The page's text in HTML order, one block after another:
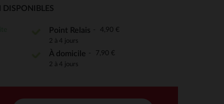
de confidentialité, en garantissant la conformité avec
DISPONIBLES
Point Relais 4,90 €
2 à 4 jours
À domicile 7,90 €
2 à 4 jours